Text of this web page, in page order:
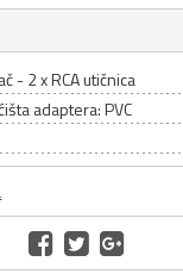
- 2 x RCA utičnica
adaptera: PVC